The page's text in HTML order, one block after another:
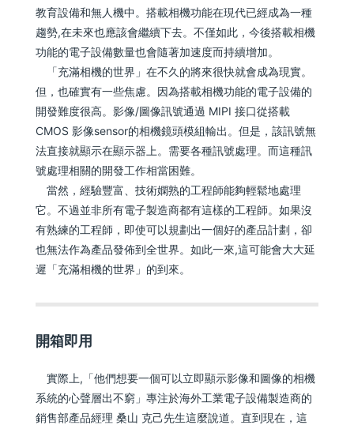
教育設備和無人機中。搭載相機功能在現代已經成為一種
趨勢,在未來也應該會繼續下去。不僅如此，今後搭載相機
功能的電子設備數量也會隨著加速度而持續增加。
「充滿相機的世界」在不久的將來很快就會成為現實。
但，也確實有一些焦慮。因為搭載相機功能的電子設備的
開發難度很高。影像/圖像訊號通過 MIPI 接口從搭載
CMOS 影像sensor的相機鏡頭模組輸出。但是，該訊號無
法直接就顯示在顯示器上。需要各種訊號處理。而這種訊
號處理相關的開發工作相當困難。
當然，經驗豐富、技術嫻熟的工程師能夠輕鬆地處理
它。不過並非所有電子製造商都有這樣的工程師。如果沒
有熟練的工程師，即使可以規劃出一個好的產品計劃，卻
也無法作為產品發佈到全世界。如此一來,這可能會大大延
遲「充滿相機的世界」的到來。
開箱即用
實際上,「他們想要一個可以立即顯示影像和圖像的相機
系統的心聲層出不窮」專注於海外工業電子設備製造商的
銷售部產品經理 桑山 克己先生這麼說道。直到現在，這